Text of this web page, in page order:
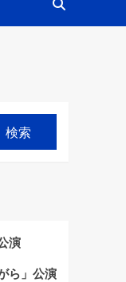
検索
演
ら」公演